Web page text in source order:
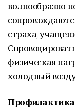
волнообразно
страха,
физическая
холодный
Профилактика